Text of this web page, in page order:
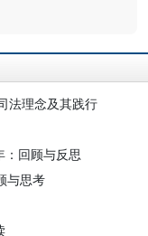
法理念及其践行
：回顾与反思
与思考